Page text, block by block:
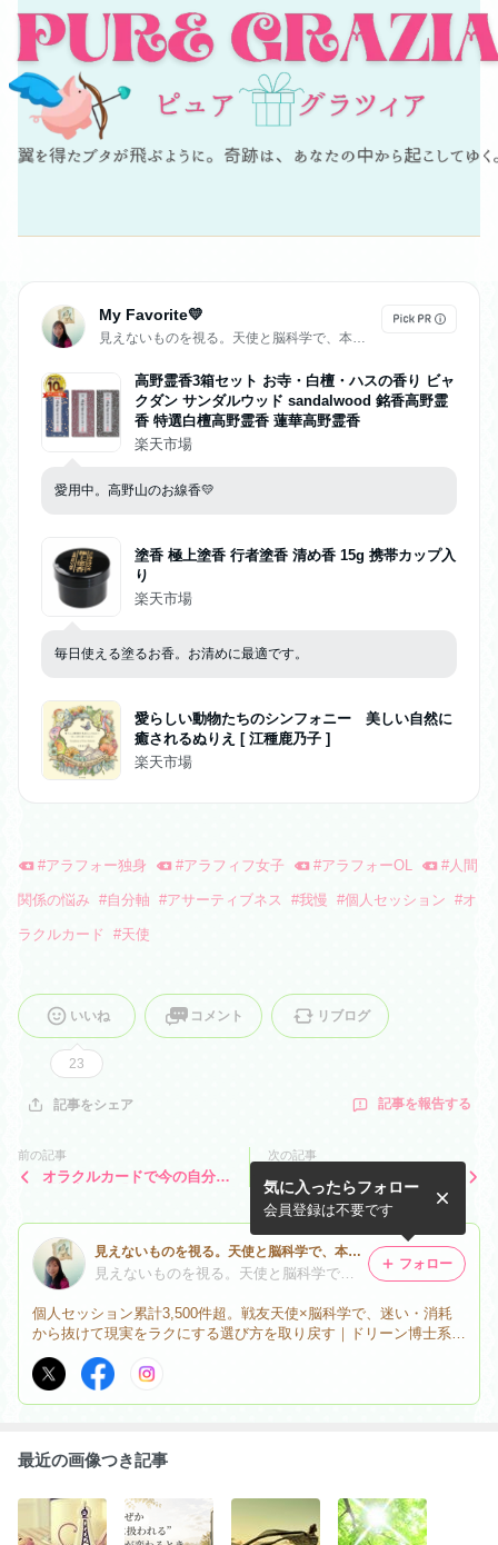
My Favorite💛
高野霊香3箱セット お寺・白檀・ハスの香り ビャ
クダン サンダルウッド sandalwood 銘香高野霊
香 特選白檀高野霊香 蓮華高野霊香
楽天市場
愛用中。高野山のお線香💛
塗香 極上塗香 行者塗香 清め香 15g 携帯カップ入
り
楽天市場
毎日使える塗るお香。お清めに最適です。
愛らしい動物たちのシンフォニー 美しい自然に
癒されるぬりえ [ 江種鹿乃子 ]
楽天市場
#アラフォー独身 #アラフィフ女子 #アラフォーOL # 人間
関係の悩み #自分軸 #アサーティブネス #我慢 #個人セッション #オ
ラクルカード #天使
いいね
23
コメント リブログ
記事をシェア 記事を報告する
前の記事
オラクルカードで今の自分の
す
次の記事
【ご感想】人のことが気にな
らなくなった｜セッションで
見えた自分のライン
見えないものを視る。天使と脳科学で、本音と現実のズレを読み解く✨ゆきアンジェリーク
見えないものを視る。天使と脳科学で、本音と現実のズレを読み解く✨ゆきアンジェリーク
個人セッション累計3,500件超。戦友天使×脳科学で、迷い・消耗
から抜けて現実をラクにする選び方を取り戻す｜ドリーン博士系譜
気に入ったらフォロー
会員登録は不要です
フォロー
最近の画像つき記事